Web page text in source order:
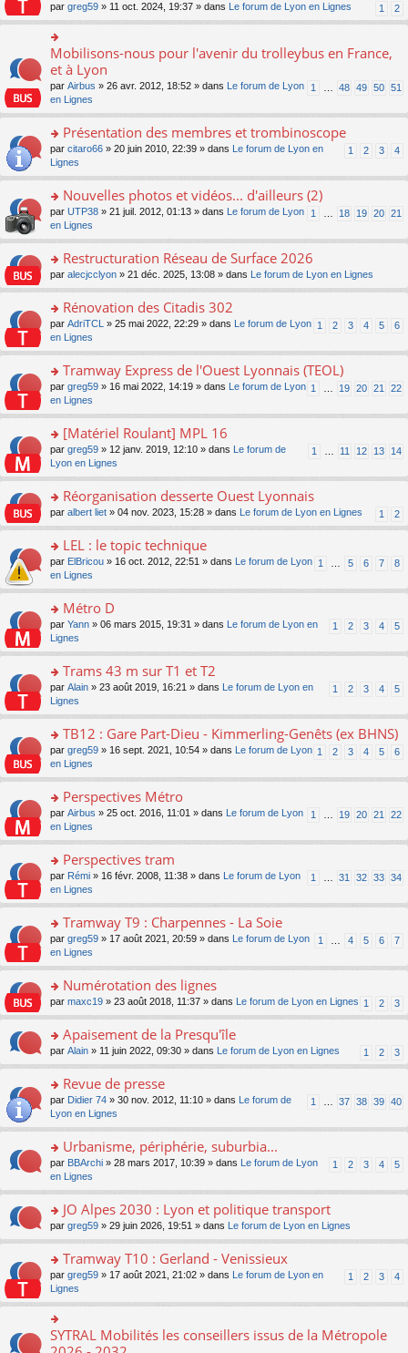
ult
er
le
m
e
s
s
e
n
o
n
lu
pl
s
ré
c
e
1 2
par greg59 » 11 oct. 2024, 19:37 » dans Le forum de Lyon en Lignes
o
n
ult
le
m
e
s
s
g
e
n
o
n
lu
u
s
ré
c
e
Mobilisons-nous pour l'avenir du trolleybus en France,
et à Lyon
1 48 49 50 51
par Airbus » 26 avr. 2012, 18:52 » dans
Le forum de Lyon
en Lignes
o
s
er
le
m
e
s
s
e
n
o
n
lu
pl
ré
c
nt
Présentation des membres et trombinoscope
1 2 3 4
par citaro66 » 20 juin 2010, 22:39 » dans
Le forum de Lyon en
Lignes
o
n
s
er
le
m
e
s
s
e
n
o
n
lu
pl
ré
c
e
Nouvelles photos et vidéos... d'ailleurs (2)
1 18 19 20 21
par UTP38 » 21 juil. 2012, 01:13 » dans
Le forum de Lyon
en Lignes
o
n
ult
er
le
m
e
s
s
e
n
o
n
lu
pl
s
ré
c
e
Restructuration Réseau de Surface 2026
par alecjcclyon » 21 déc. 2025, 13:08 » dans Le forum de Lyon en Lignes
o
n
s
er
le
m
e
s
s
a
n
o
n
lu
pl
ré
c
nt
Rénovation des Citadis 302
1 2 3 4 5 6
par AdriTCL » 25 mai 2022, 22:29 » dans
Le forum de Lyon
en Lignes
o
n
s
er
le
m
e
s
s
e
n
o
n
lu
pl
ré
c
nt
Tramway Express de l'Ouest Lyonnais (TEOL)
1 19 20 21 22
par greg59 » 16 mai 2022, 14:19 » dans
Le forum de Lyon
en Lignes
o
s
er
le
m
e
s
s
e
n
o
n
lu
pl
ré
c
e
nt
[Matériel Roulant] MPL 16
1 11 12 13 14
par greg59 » 12 janv. 2019, 12:10 » dans
Le forum de
Lyon en Lignes
o
n
ult
er
le
m
e
s
s
e
n
o
n
lu
pl
ré
c
e
nt
Réorganisation desserte Ouest Lyonnais
1 2
par albert liet » 04 nov. 2023, 15:28 » dans Le forum de Lyon en Lignes
o
n
s
er
le
m
e
s
s
a
n
o
n
lu
le
u
c
e
nt
LEL : le topic technique
1 5 6 7 8
par ElBricou » 16 oct. 2012, 22:51 » dans
Le forum de Lyon
en Lignes
o
s
er
le
m
e
s
s
a
n
o
n
lu
le
u
c
e
nt
Métro D
1 2 3 4 5
par Yann » 06 mars 2015, 19:31 » dans
Le forum de Lyon en
Lignes
o
s
er
le
m
e
s
s
a
n
o
n
lu
le
u
c
e
nt
Trams 43 m sur T1 et T2
1 2 3 4 5
par Alain » 23 août 2019, 16:21 » dans
Le forum de Lyon en
Lignes
o
n
s
er
le
m
e
s
s
a
n
o
n
lu
le
u
ré
c
e
TB12 : Gare Part-Dieu - Kimmerling-Genêts (ex BHNS)
1 2 3 4 5 6
par greg59 » 16 sept. 2021, 10:54 » dans
Le forum de Lyon
en Lignes
o
n
s
er
le
m
e
s
s
a
n
o
n
lu
pl
s
ré
e
Perspectives Métro
1 19 20 21 22
par Airbus » 25 oct. 2016, 11:01 » dans
Le forum de Lyon
en Lignes
o
n
s
er
le
m
e
s
s
e
n
o
n
le
pl
s
ré
c
e
Perspectives tram
1 31 32 33 34
par Rémi » 16 févr. 2008, 11:38 » dans
Le forum de Lyon
en Lignes
o
n
s
er
le
m
e
s
g
e
n
o
n
le
s
ré
c
nt
Tramway T9 : Charpennes - La Soie
1 4 5 6 7
par greg59 » 17 août 2021, 20:59 » dans
Le forum de Lyon
en Lignes
o
n
ult
er
le
m
e
s
g
e
n
o
n
le
u
s
ré
c
e
nt
Numérotation des lignes
1 2 3
par maxc19 » 23 août 2018, 11:37 » dans Le forum de Lyon en Lignes
o
n
ult
er
le
m
e
s
s
e
n
o
n
le
s
ré
Apaisement de la Presqu'île
1 2 3
par Alain » 11 juin 2022, 09:30 » dans Le forum de Lyon en Lignes
o
s
er
le
m
e
s
s
e
n
o
n
lu
le
pl
Revue de presse
1 37 38 39 40
par Didier 74 » 30 nov. 2012, 11:10 » dans
Le forum de
Lyon en Lignes
o
n
s
er
le
m
e
s
s
g
n
Urbanisme, périphérie, suburbia...
1 2 3 4 5
par BBArchi » 28 mars 2017, 10:39 » dans
Le forum de Lyon
en Lignes
o
n
ult
er
le
m
e
s
s
JO Alpes 2030 : Lyon et politique transport
par greg59 » 29 juin 2026, 19:51 » dans Le forum de Lyon en Lignes
o
s
ult
er
le
Tramway T10 : Gerland - Venissieux
1 2 3 4
par greg59 » 17 août 2021, 21:02 » dans
Le forum de Lyon en
Lignes
o
n
SYTRAL Mobilités les conseillers issus de la Métropole